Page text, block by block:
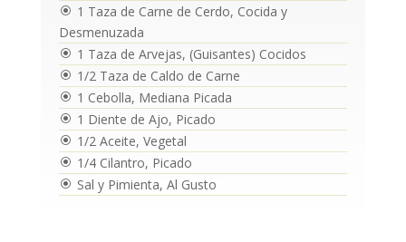
\ 1 Taza de Carne de Cerdo, Cocida y
Desmenuzada
\ 1 Taza de Arvejas, (Guisantes) Cocidos
\ 1/2 Taza de Caldo de Carne
\ 1 Cebolla, Mediana Picada
\ 1 Diente de Ajo, Picado
\ 1/2 Aceite, Vegetal
\ 1/4 Cilantro, Picado
\ Sal y Pimienta, Al Gusto